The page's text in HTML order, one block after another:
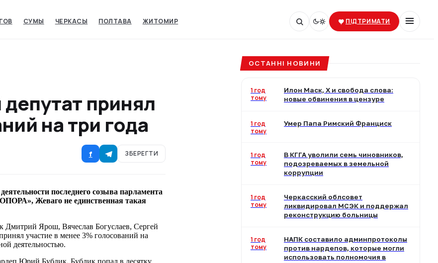
СУМЫ‎ ЧЕРКАСЫ‎ ПОЛТАВА ЖИТОМИР ПІДТРИМАТИ
принял
на три года
f ЗБЕРЕГТИ
последнего созыва парламента
Жеваго не единственная такая
Дмитрий Ярош, Вячеслав Богуслаев, Сергей
участие в менее 3% голосований на
деятельностью.
Юрий Бублик. Бублик попал в десятку
ОСТАННІ НОВИНИ
1 год
тому
Илон Маск, X и свобода слова:
новые обвинения в цензуре
1 год
тому
Умер Папа Римский Франциск
1 год
тому
В КГГА уволили семь чиновников,
подозреваемых в земельной
коррупции
1 год
тому
Черкасский облсовет
ликвидировал МСЭК и поддержал
реконструкцию больницы
1 год
тому
НАПК составило админпротоколы
против нардепов, которые могли
использовать полномочия в